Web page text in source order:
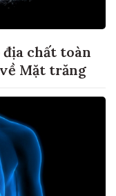
địa chất toàn
Mặt trăng